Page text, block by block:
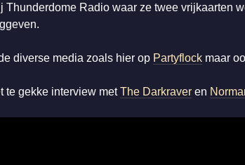
Thunderdome Radio waar ze twee vrijkaarten
diverse media zoals hier op Partyflockmaar
te gekke interview metThe Darkraveren